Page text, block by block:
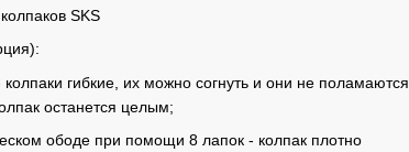
SKS
гибкие, их можно согнуть и они не поламаются,
останется целым;
ободе при помощи 8 лапок - колпак плотно